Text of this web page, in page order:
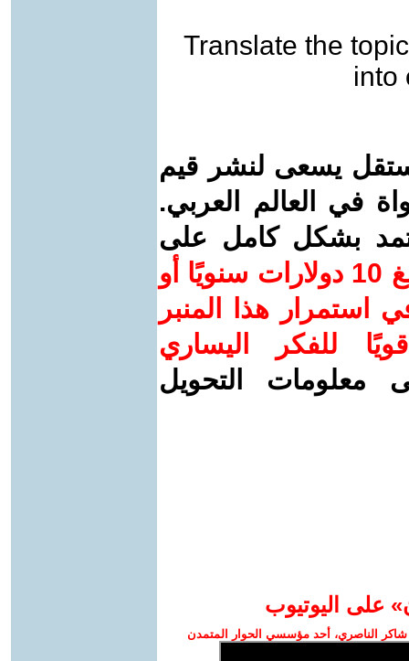
Translate the topic
into
يسعى لنشر قيم
في العالم العربي.
بشكل كامل على
ساهم/ي معنا! بدعمكم بمبلغ 10 دولارات سنويًا أو
استمرار هذا المنبر
للفكر اليساري
معلومات التحويل
على اليوتيوب
الناصري، أحد مؤسسي الحوار المتمدن